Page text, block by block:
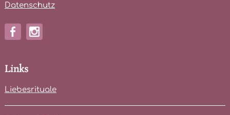
Datenschutz
Links
Liebesrituale